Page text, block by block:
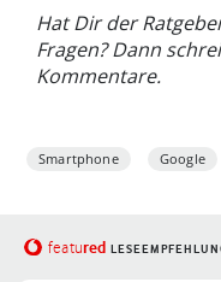
Hat Dir der
Fragen? Dann
Kommentare.
Smartphone Google
featured